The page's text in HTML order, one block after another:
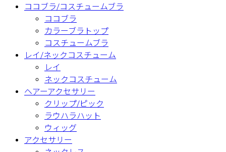
ココブラ/コスチュームブラ
ココブラ
カラーブラトップ
コスチュームブラ
レイ/ネックコスチューム
レイ
ネックコスチューム
ヘアーアクセサリー
クリップ/ピック
ラウハラハット
ウィッグ
アクセサリー